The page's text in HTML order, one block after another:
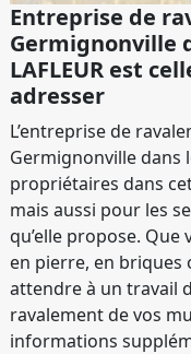
Entreprise de
Germignonville
LAFLEUR est
adresser
L’entreprise de
Germignonville dans
propriétaires dans
mais aussi pour les
qu’elle propose.
en pierre, en briques
attendre à un travail
ravalement de vos
informations